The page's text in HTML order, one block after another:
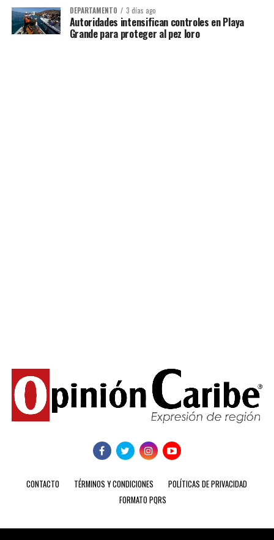
DEPARTAMENTO 3 días ago
Autoridades intensifican controles en Playa
Grande para proteger al pez loro
CONTACTO TÉRMINOS Y CONDICIONES
POLÍTICAS DE PRIVACIDAD
FORMATO PQRS